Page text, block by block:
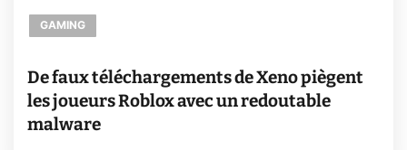
GAMING
De faux téléchargements de Xeno piègent
les joueurs Roblox avec un redoutable
malware